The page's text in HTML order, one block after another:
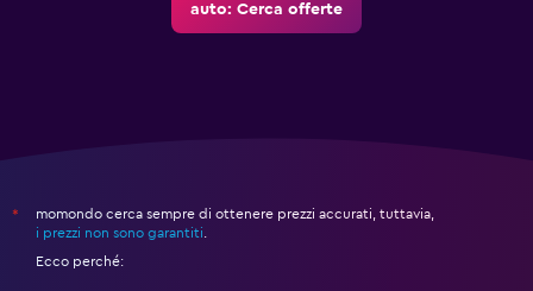
auto: Cerca offerte
*
momondo cerca sempre di ottenere prezzi accurati, tuttavia,
i prezzi non sono garantiti.
Ecco perché: